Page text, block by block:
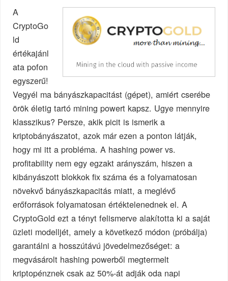
A
CryptoGo
ld
értékajánl
ata pofon
egyszerű!
Vegyél ma bányászkapacitást (gépet), amiért cserébe
örök életig tartó mining powert kapsz. Ugye mennyire
klasszikus? Persze, akik picit is ismerik a
kriptobányászatot, azok már ezen a ponton látják,
hogy mi itt a probléma. A hashing power vs.
profitability nem egy egzakt arányszám, hiszen a
kibányászott blokkok fix száma és a folyamatosan
növekvő bányászkapacitás miatt, a meglévő
erőforrások folyamatosan értéktelenednek el. A
CryptoGold ezt a tényt felismerve alakította ki a saját
üzleti modelljét, amely a következő módon (próbálja)
garantálni a hosszútávú jövedelmezőséget: a
megvásárolt hashing powerből megtermelt
kriptopénznek csak az 50%-át adják oda napi